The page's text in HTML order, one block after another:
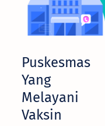
Puskesmas
Yang
Melayani
Vaksin